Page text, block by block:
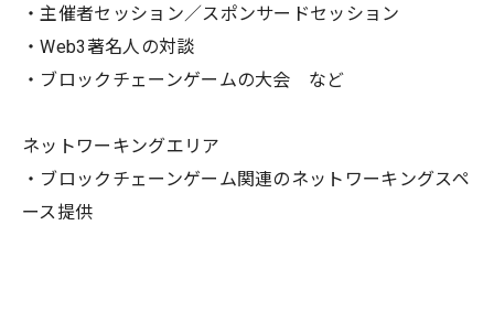
・主催者セッション／スポンサードセッション
・Web3著名人の対談
・ブロックチェーンゲームの大会 など
ネットワーキングエリア
・ブロックチェーンゲーム関連のネットワーキングスペ
ース提供